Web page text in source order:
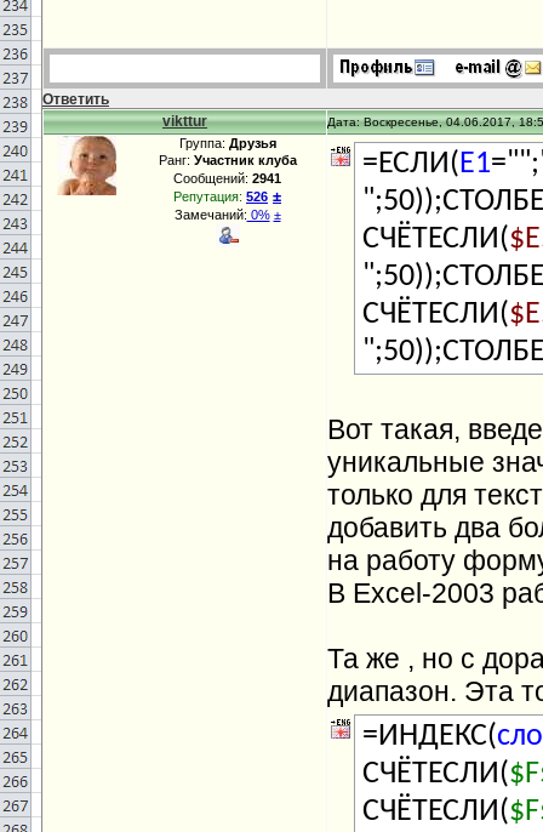
Ответить
vikttur
Дата: Воскресенье, 04.06.2017,
Группа: Друзья
Ранг: Участник клуба
Сообщений: 2941
Репутация: 526 ±
Замечаний: 0% ±
=ЕСЛИ(E1
СЧЁТЕСЛИ(
СЧЁТЕСЛИ(
Вот такая,
уникальные
только для
добавить два
на работу
В Excel-2003
Та же , но с
диапазон. Эта
=ИНДЕКС(
СЧЁТЕСЛИ(
СЧЁТЕСЛИ(